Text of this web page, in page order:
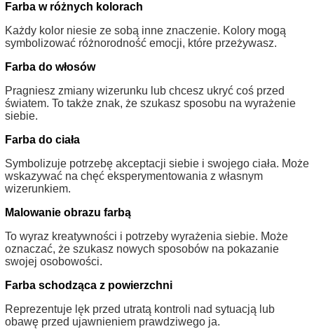
Farba w różnych kolorach
Każdy kolor niesie ze sobą inne znaczenie. Kolory mogą
symbolizować różnorodność emocji, które przeżywasz.
Farba do włosów
Pragniesz zmiany wizerunku lub chcesz ukryć coś przed
światem. To także znak, że szukasz sposobu na wyrażenie
siebie.
Farba do ciała
Symbolizuje potrzebę akceptacji siebie i swojego ciała. Może
wskazywać na chęć eksperymentowania z własnym
wizerunkiem.
Malowanie obrazu farbą
To wyraz kreatywności i potrzeby wyrażenia siebie. Może
oznaczać, że szukasz nowych sposobów na pokazanie
swojej osobowości.
Farba schodząca z powierzchni
Reprezentuje lęk przed utratą kontroli nad sytuacją lub
obawę przed ujawnieniem prawdziwego ja.